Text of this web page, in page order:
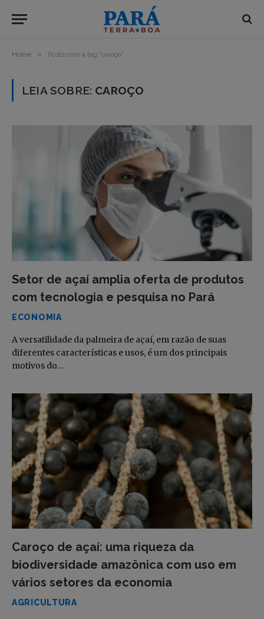
Home » Posts com a tag "caroço"
LEIA SOBRE: CAROÇO
Setor de açaí amplia oferta de produtos
com tecnologia e pesquisa no Pará
ECONOMIA
A versatilidade da palmeira de açaí, em razão de suas
diferentes características e usos, é um dos principais
motivos do…
Caroço de açaí: uma riqueza da
biodiversidade amazônica com uso em
vários setores da economia
AGRICULTURA